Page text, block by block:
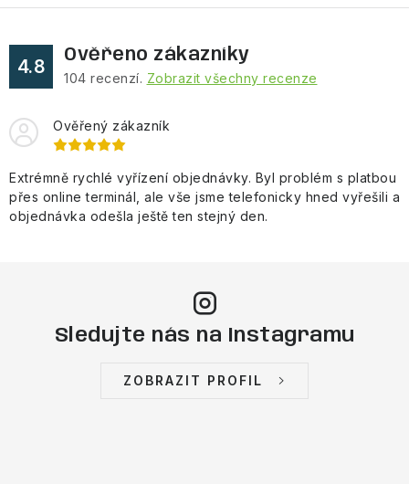
4.8
Ověřeno zákazníky
104 recenzí. Zobrazit všechny recenze
Ověřený zákazník
Extrémně rychlé vyřízení objednávky. Byl problém s platbou
přes online terminál, ale vše jsme telefonicky hned vyřešili a
objednávka odešla ještě ten stejný den.
Sledujte nás na Instagramu
ZOBRAZIT PROFIL